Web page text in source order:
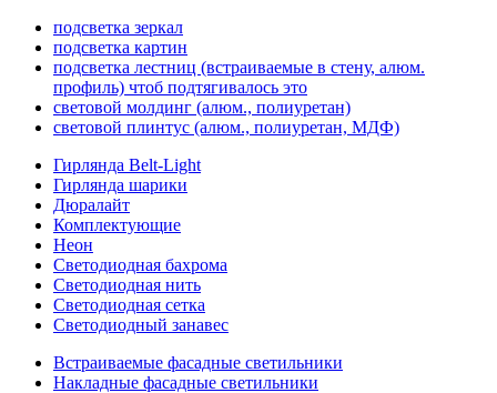
подсветка зеркал
подсветка картин
подсветка лестниц (встраиваемые в стену, алюм.
профиль) чтоб подтягивалось это
световой молдинг (алюм., полиуретан)
световой плинтус (алюм., полиуретан, МДФ)
Гирлянда Belt-Light
Гирлянда шарики
Дюралайт
Комплектующие
Неон
Светодиодная бахрома
Светодиодная нить
Светодиодная сетка
Светодиодный занавес
Встраиваемые фасадные светильники
Накладные фасадные светильники